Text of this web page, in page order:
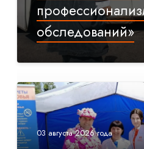
обследований»
03 августа 2026 года